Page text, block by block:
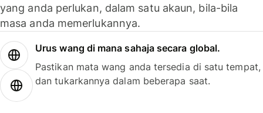
yang anda perlukan, dalam satu akaun, bila-bila
masa anda memerlukannya.
Urus wang di mana sahaja secara global.
Pastikan mata wang anda tersedia di satu tempat,
dan tukarkannya dalam beberapa saat.